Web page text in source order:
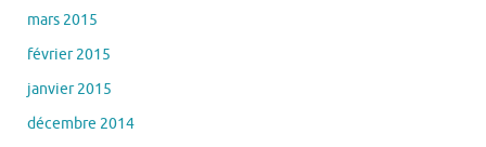
mars 2015
février 2015
janvier 2015
décembre 2014